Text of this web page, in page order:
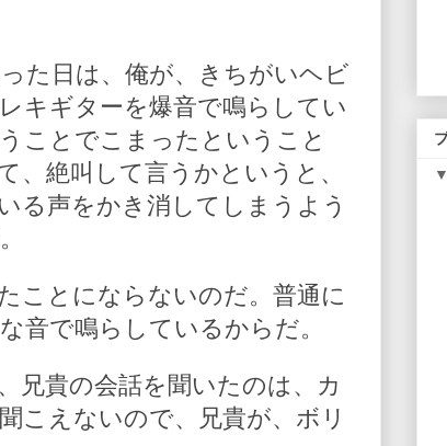
た日は、俺が、きちがいヘビ
キギターを爆音で鳴らしてい
ことでこまったということ
、絶叫して言うかというと、
る声をかき消してしまうよう
ことにならないのだ。普通に
音で鳴らしているからだ。
兄貴の会話を聞いたのは、カ
こえないので、兄貴が、ボリ